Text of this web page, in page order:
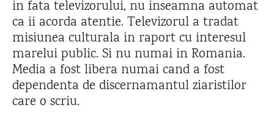
in fata televizorului, nu inseamna automat
ca ii acorda atentie. Televizorul a tradat
misiunea culturala in raport cu interesul
marelui public. Si nu numai in Romania.
Media a fost libera numai cand a fost
dependenta de discernamantul ziaristilor
care o scriu.